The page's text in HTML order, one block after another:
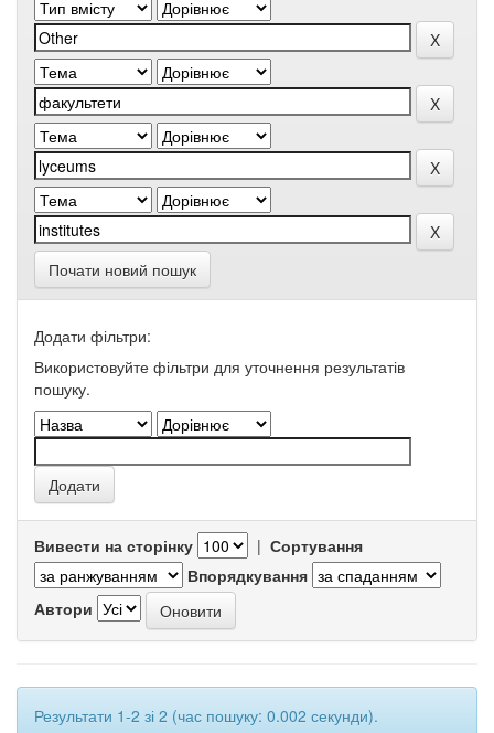
Почати новий пошук
Додати фільтри:
Використовуйте фільтри для уточнення результатів
пошуку.
Вивести на сторінку | Сортування
Впорядкування
Автори
Результати 1-2 зі 2 (час пошуку: 0.002 секунди).